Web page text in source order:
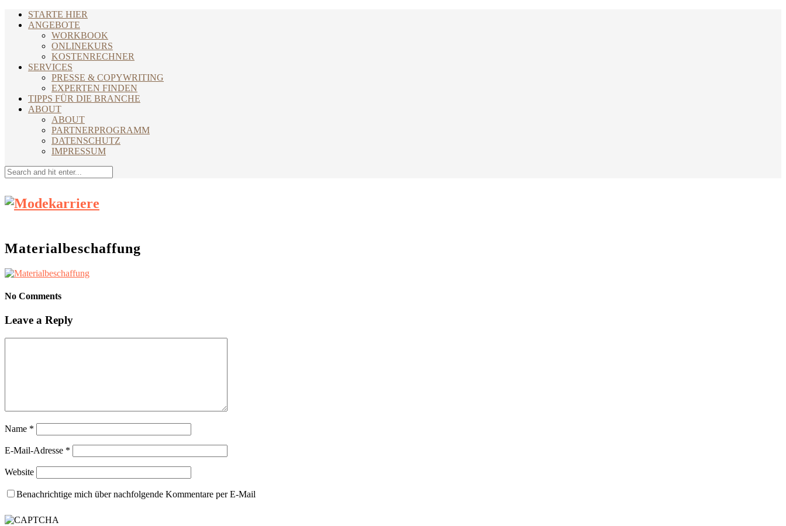
STARTE HIER
ANGEBOTE
WORKBOOK
ONLINEKURS
KOSTENRECHNER
SERVICES
PRESSE & COPYWRITING
EXPERTEN FINDEN
TIPPS FÜR DIE BRANCHE
ABOUT
ABOUT
PARTNERPROGRAMM
DATENSCHUTZ
IMPRESSUM
Materialbeschaffung
No Comments
Leave a Reply
Name *
E-Mail-Adresse *
Website
Benachrichtige mich über nachfolgende Kommentare per E-Mail